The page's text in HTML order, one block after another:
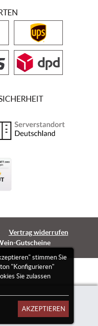
stimmen Sie
"Konfigurieren"
Sie zulassen
AKZEPTIEREN
Vertrag widerrufen
Gutscheine